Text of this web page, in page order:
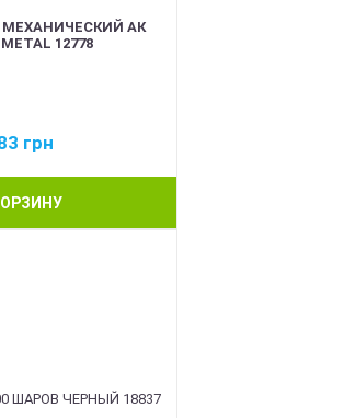
МЕХАНИЧЕСКИЙ АК
12778
грн